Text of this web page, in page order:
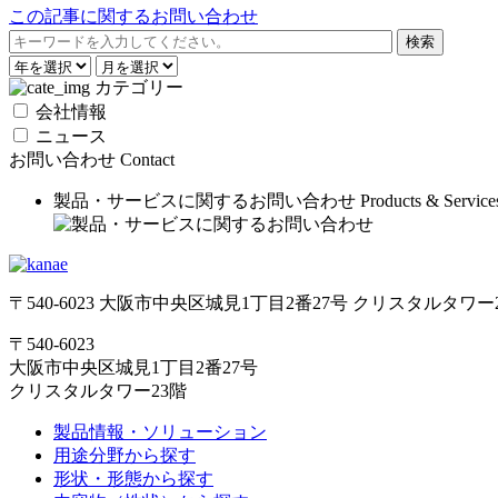
この記事に関するお問い合わせ
カテゴリー
会社情報
ニュース
お問い合わせ Contact
製品・サービスに関するお問い合わせ Products &
〒540-6023 大阪市中央区城見1丁目2番27号 クリスタルタワー
〒540-6023
大阪市中央区城見1丁目2番27号
クリスタルタワー23階
製品情報・ソリューション
用途分野から探す
形状・形態から探す